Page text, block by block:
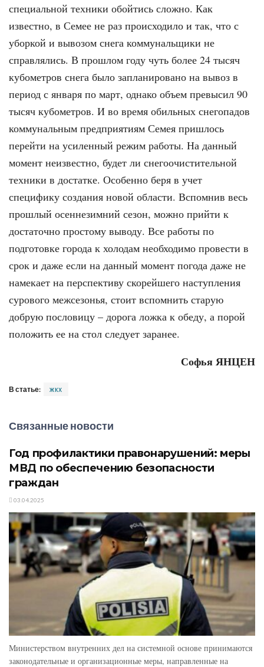
специальной техники обойтись сложно. Как
известно, в Семее не раз происходило и так, что с
уборкой и вывозом снега коммунальщики не
справлялись. В прошлом году чуть более 24 тысяч
кубометров снега было запланировано на вывоз в
период с января по март, однако объем превысил 90
тысяч кубометров. И во время обильных снегопадов
коммунальным предприятиям Семея пришлось
перейти на усиленный режим работы. На данный
момент неизвестно, будет ли снегоочистительной
техники в достатке. Особенно беря в учет
специфику создания новой области. Вспомнив весь
прошлый осеннезимний сезон, можно прийти к
достаточно простому выводу. Все работы по
подготовке города к холодам необходимо провести в
срок и даже если на данный момент погода даже не
намекает на перспективу скорейшего наступления
сурового межсезонья, стоит вспомнить старую
добрую пословицу – дорога ложка к обеду, а порой
положить ее на стол следует заранее.
Софья ЯНЦЕН
В статье: жкх
Связанные новости
Год профилактики правонарушений: меры
МВД по обеспечению безопасности
граждан
03.04.2025
Министерством внутренних дел на системной основе принимаются
законодательные и организационные меры, направленные на